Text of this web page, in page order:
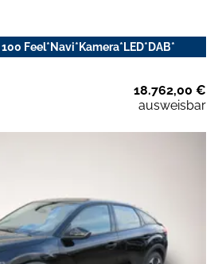
Feel*Navi*Kamera*LED*DAB*
18.762,00 €
ausweisbar